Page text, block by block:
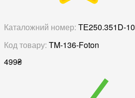
Каталожний номер: ТЕ250.351D-10
Код товару: TM-136-Foton
499₴